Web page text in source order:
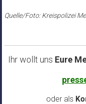
Quelle/Foto: Kreispolizei
Ihr wollt uns Eure
oder als